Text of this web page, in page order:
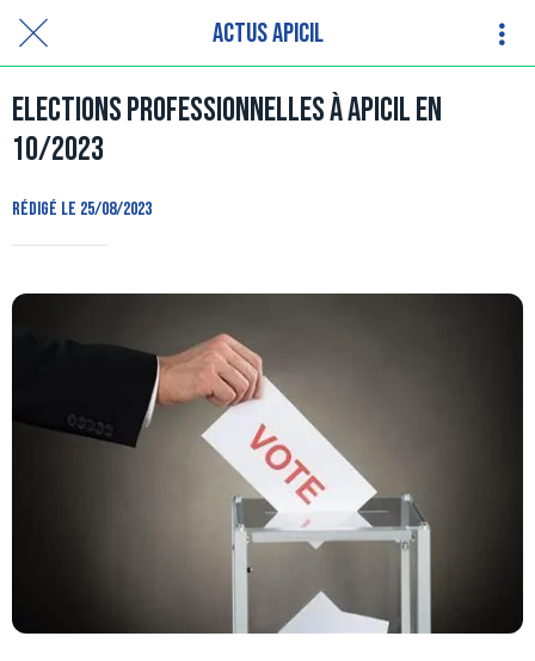
Actus APICIL
Elections professionnelles à APICIL en
10/2023
Rédigé le 25/08/2023